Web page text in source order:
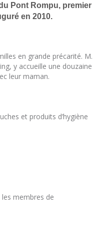
Pont Rompu, premier
en 2010.
en grande précarité. M.
y accueille une douzaine
leur maman.
et produits d’hygiène
membres de